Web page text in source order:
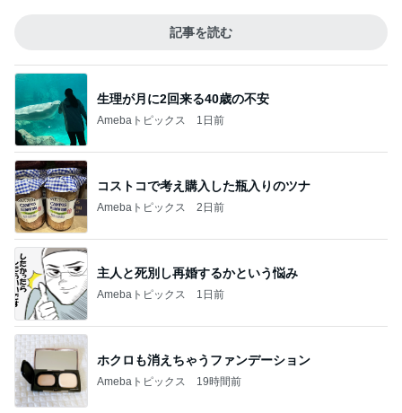
記事を読む
生理が月に2回来る40歳の不安
Amebaトピックス 1日前
コストコで考え購入した瓶入りのツナ
Amebaトピックス 2日前
主人と死別し再婚するかという悩み
Amebaトピックス 1日前
ホクロも消えちゃうファンデーション
Amebaトピックス 19時間前